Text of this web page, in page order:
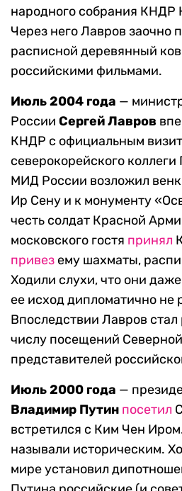
народного собрания КНДР
Через него Лавров заочно
расписной деревянный
российскими фильмами.
Июль 2004 года —
России Сергей Лавров
КНДР с официальным
северокорейского
МИД России возложил
Ир Сену и к монументу
честь солдат Красной
московского гостя принял
привезему шахматы,
Ходили слухи, что они
ее исход дипломатично не
Впоследствии Лавров
числу посещений
представителей
Июль 2000 года —
Владимир Путин посетил
встретился с Ким Чен
называли историческим.
мире установил